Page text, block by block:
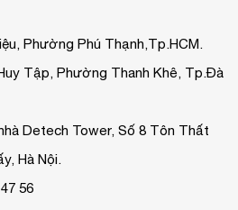
Phường Phú Thạnh,Tp.HCM.
Tập, Phường Thanh Khê, Tp.Đà
Detech Tower, Số 8 Tôn Thất
Hà Nội.
56